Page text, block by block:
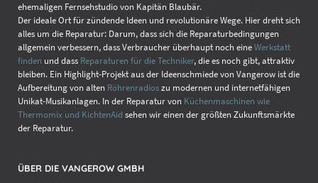
ehemaligen Fernsehstudio von Kapitän Blaubär.
Der ideale Ort für zündende Ideen und revolutionäre Wege. Hier dreht sich
alles um die Reparatur: Darum, dass sich die Reparaturbedingungen
allgemein verbessern, dass Verbraucher überhaupt noch eineWerkstatt
finden und dass Reparaturen für die Techniker, die es noch gibt, attraktiv
bleiben. Ein Highlight-Projekt aus der Ideenschmiede von Vangerow ist die
Aufbereitung von alten Röhrenradioszu modernen und internetfähigen
Unikat-Musikanlagen. In der Reparatur von Küchenmaschinen wie
Thermomix und KichtenAid sehen wir einen der größten Zukunftsmärkte
der Reparatur.
ÜBER DIE VANGEROW GMBH